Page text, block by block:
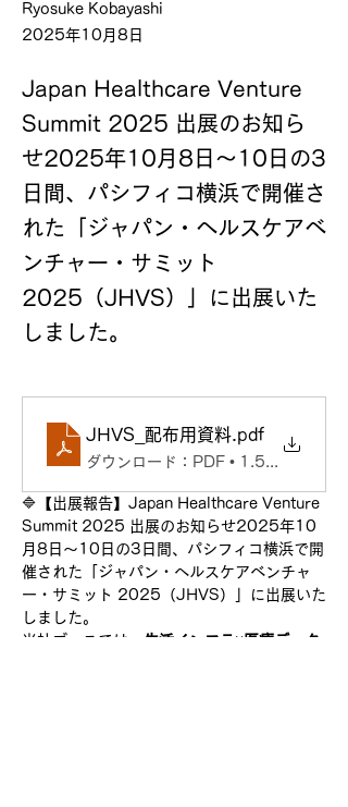
Ryosuke Kobayashi
2025年10月8日
Japan Healthcare Venture
Summit 2025 出展のお知ら
せ2025年10月8日～10日の3
日間、パシフィコ横浜で開催さ
れた「ジャパン・ヘルスケアベ
ンチャー・サミット
2025（JHVS）」に出展いた
しました。
JHVS_配布用資料 .pdf
ダウンロード：PDF • 1.51MB
🔷【出展報告】Japan Healthcare Venture
Summit 2025 出展のお知らせ2025年10
月8日～10日の3日間、パシフィコ横浜で開
催された「ジャパン・ヘルスケアベンチャ
ー・サミット 2025（JHVS）」に出展いた
しました。
当社ブースでは、
生活インフラ×医療データ